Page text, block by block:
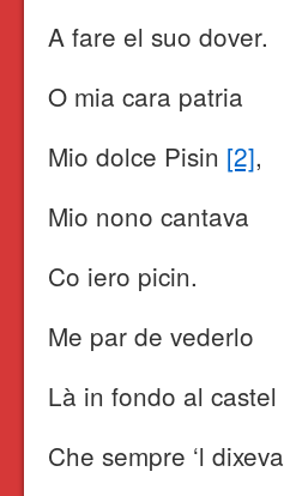
A fare el suo dover.
O mia cara patria
Mio dolce Pisin [2],
Mio nono cantava
Co iero picin.
Me par de vederlo
Là in fondo al castel
Che sempre ‘l dixeva